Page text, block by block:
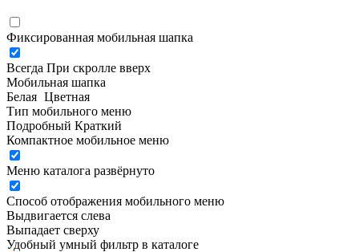
Фиксированная мобильная шапка
Всегда При скролле вверх
Мобильная шапка
Белая Цветная
Тип мобильного меню
Подробный Краткий
Компактное мобильное меню
Меню каталога развёрнуто
Способ отображения мобильного меню
Выдвигается слева
Выпадает сверху
Удобный умный фильтр в каталоге